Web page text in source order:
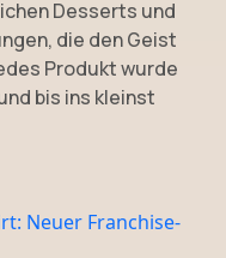
Desserts und
die den Geist
Produkt wurde
bis ins kleinst